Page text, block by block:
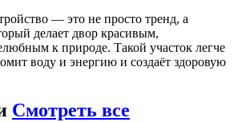
— это не просто тренд, а
делает двор красивым,
к природе. Такой участок легче
воду и энергию и создаёт здоровую
Смотреть все